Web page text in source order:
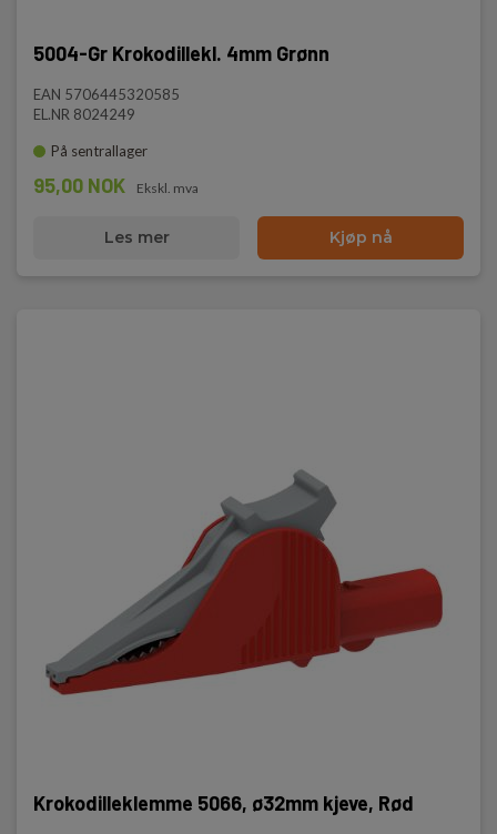
5004-Gr Krokodillekl. 4mm Grønn
EAN 5706445320585
EL.NR 8024249
På sentrallager
95,00 NOK Ekskl. mva
Les mer Kjøp nå
IEC 61010
Kat IV 600V
Krokodilleklemme 5066, ø32mm kjeve, Rød